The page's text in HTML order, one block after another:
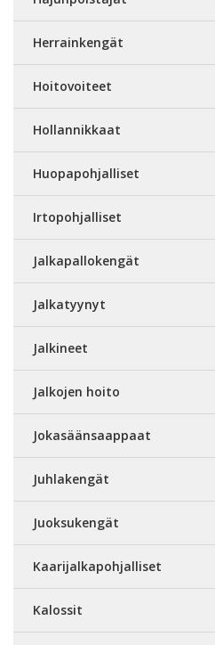
Herrainkengät
Hoitovoiteet
Hollannikkaat
Huopapohjalliset
Irtopohjalliset
Jalkapallokengät
Jalkatyynyt
Jalkineet
Jalkojen hoito
Jokasäänsaappaat
Juhlakengät
Juoksukengät
Kaarijalkapohjalliset
Kalossit